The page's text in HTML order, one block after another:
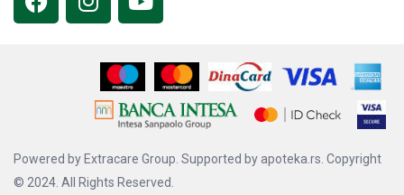
Powered by Extracare Group. Supported by apoteka.rs. Copyright
© 2024. All Rights Reserved.